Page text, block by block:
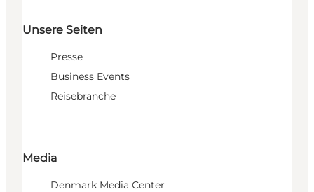
Unsere Seiten
Presse
Business Events
Reisebranche
Media
Denmark Media Center